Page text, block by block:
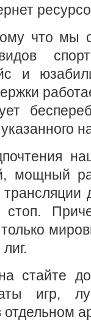
что мы
и
мощный
стайте
игр,